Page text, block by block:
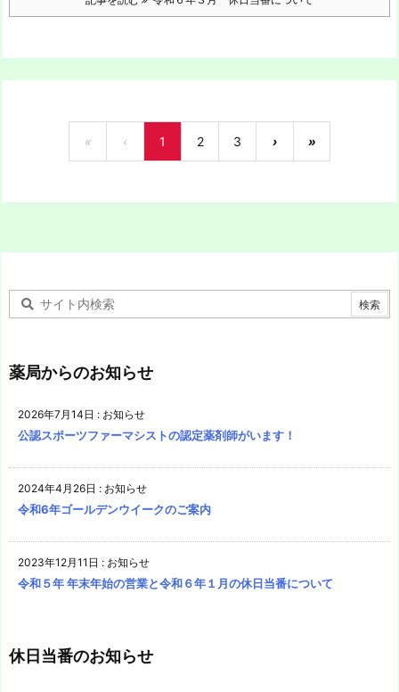
« ‹ 1 2 3 › »
薬局からのお知らせ
2026年7月14日 : お知らせ
公認スポーツファーマシストの認定薬剤師がいます！
2024年4月26日 : お知らせ
令和6年ゴールデンウイークのご案内
2023年12月11日 : お知らせ
令和５年 年末年始の営業と令和６年１月の休日当番について
休日当番のお知らせ